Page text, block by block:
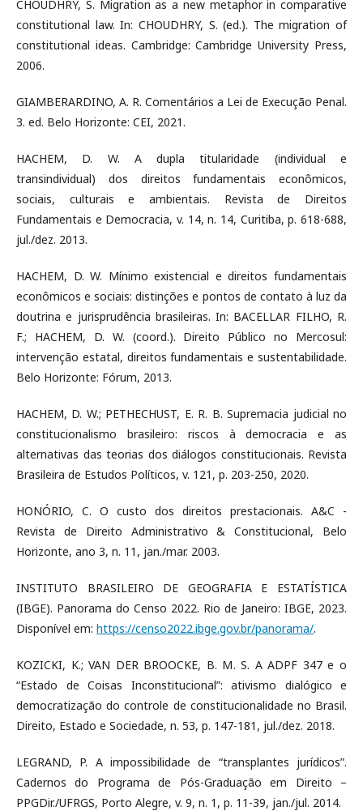
CHOUDHRY, S. Migration as a new metaphor in comparative
constitutional law. In: CHOUDHRY, S. (ed.). The migration of
constitutional ideas. Cambridge: Cambridge University Press,
2006.
GIAMBERARDINO, A. R. Comentários a Lei de Execução Penal.
3. ed. Belo Horizonte: CEI, 2021.
HACHEM, D. W. A dupla titularidade (individual e
transindividual) dos direitos fundamentais econômicos,
sociais, culturais e ambientais. Revista de Direitos
Fundamentais e Democracia, v. 14, n. 14, Curitiba, p. 618-688,
jul./dez. 2013.
HACHEM, D. W. Mínimo existencial e direitos fundamentais
econômicos e sociais: distinções e pontos de contato à luz da
doutrina e jurisprudência brasileiras. In: BACELLAR FILHO, R.
F.; HACHEM, D. W. (coord.). Direito Público no Mercosul:
intervenção estatal, direitos fundamentais e sustentabilidade.
Belo Horizonte: Fórum, 2013.
HACHEM, D. W.; PETHECHUST, E. R. B. Supremacia judicial no
constitucionalismo brasileiro: riscos à democracia e as
alternativas das teorias dos diálogos constitucionais. Revista
Brasileira de Estudos Políticos, v. 121, p. 203-250, 2020.
HONÓRIO, C. O custo dos direitos prestacionais. A&C -
Revista de Direito Administrativo & Constitucional, Belo
Horizonte, ano 3, n. 11, jan./mar. 2003.
INSTITUTO BRASILEIRO DE GEOGRAFIA E ESTATÍSTICA
(IBGE). Panorama do Censo 2022. Rio de Janeiro: IBGE, 2023.
Disponível em: https://censo2022.ibge.gov.br/panorama/.
KOZICKI, K.; VAN DER BROOCKE, B. M. S. A ADPF 347 e o
“Estado de Coisas Inconstitucional”: ativismo dialógico e
democratização do controle de constitucionalidade no Brasil.
Direito, Estado e Sociedade, n. 53, p. 147-181, jul./dez. 2018.
LEGRAND, P. A impossibilidade de “transplantes jurídicos”.
Cadernos do Programa de Pós-Graduação em Direito –
PPGDir./UFRGS, Porto Alegre, v. 9, n. 1, p. 11-39, jan./jul. 2014.